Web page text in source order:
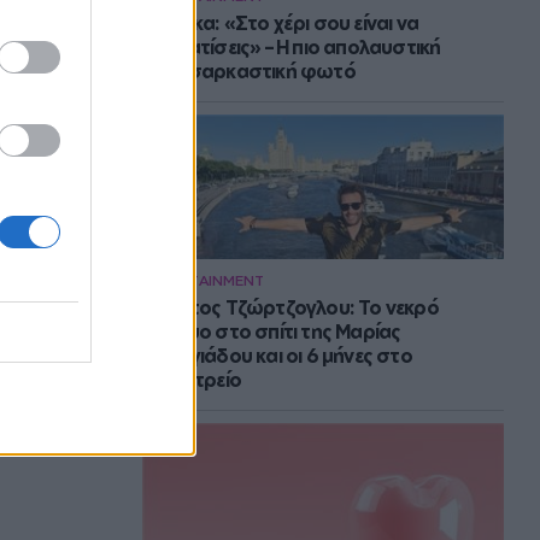
Μπάρκα: «Στο χέρι σου είναι να
αδυνατίσεις» – Η πιο απολαυστική
αυτοσαρκαστική φωτό
ENTERTAINMENT
Στράτος Τζώρτζογλου: Το νεκρό
έμβρυο στο σπίτι της Μαρίας
Γεωργιάδου και οι 6 μήνες στο
ψυχιατρείο